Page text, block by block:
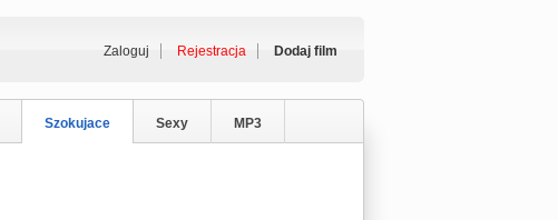
Zaloguj Rejestracja Dodaj film
Szokujace Sexy MP3